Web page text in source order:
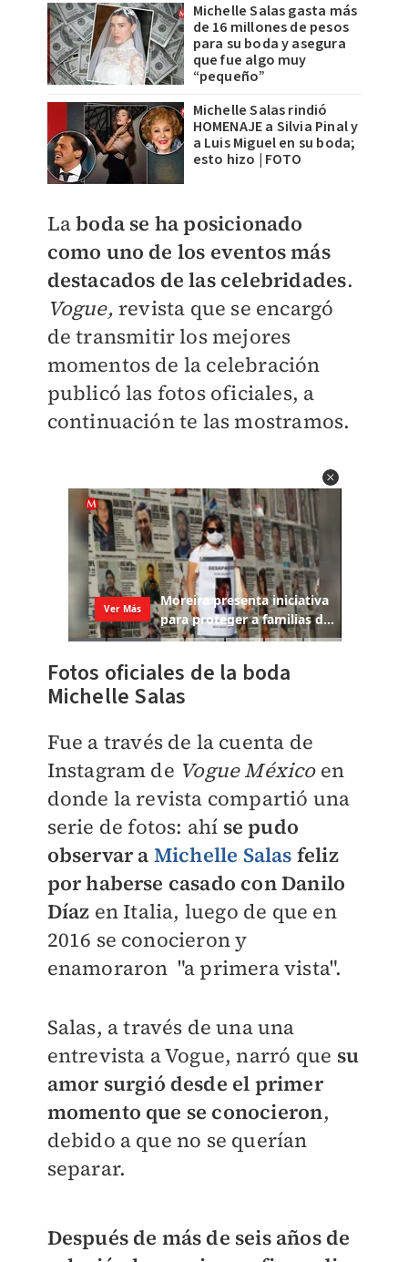
Michelle Salas gasta más
de 16 millones de pesos
para su boda y asegura
que fue algo muy
“pequeño”
Michelle Salas rindió
HOMENAJE a Silvia Pinal y
a Luis Miguel en su boda;
esto hizo | FOTO
Laboda se ha posicionado
como uno de los eventos más
destacados de las celebridades.
Vogue, revista que se encargó
de transmitir los mejores
momentos de la celebración
publicó las fotos oficiales, a
continuación te las mostramos.
Fotos oficiales de la boda
Michelle Salas
Fue a través de la cuenta de
Instagram de Vogue Méxicoen
donde la revista compartió una
serie de fotos: ahí se pudo
observar a Michelle Salas feliz
por haberse casado con Danilo
Díaz en Italia, luego de que en
2016 se conocieron y
enamoraron "a primera vista".
Salas, a través de una una
entrevista a Vogue, narró que su
amor surgió desde el primer
momento que se conocieron,
debido a que no se querían
separar.
Después de más de seis años de